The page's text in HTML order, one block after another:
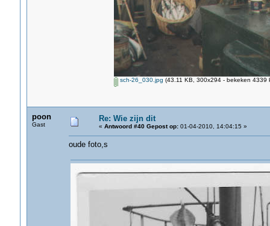
sch-26_030.jpg (43.11 KB, 300x294 - bekeken 4339
poon
Gast
Re: Wie zijn dit
« Antwoord #40 Gepost op:01-04-2010, 14:04:15 »
oude foto,s